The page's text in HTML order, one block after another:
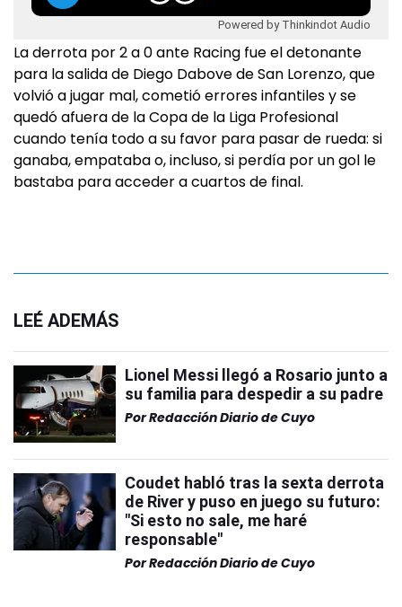
Powered by Thinkindot Audio
La derrota por 2 a 0 ante Racing fue el detonante
para la salida de Diego Dabove de San Lorenzo, que
volvió a jugar mal, cometió errores infantiles y se
quedó afuera de la Copa de la Liga Profesional
cuando tenía todo a su favor para pasar de rueda: si
ganaba, empataba o, incluso, si perdía por un gol le
bastaba para acceder a cuartos de final.
LEÉ ADEMÁS
Lionel Messi llegó a Rosario junto a
su familia para despedir a su padre
PorRedacción Diario de Cuyo
Coudet habló tras la sexta derrota
de River y puso en juego su futuro:
"Si esto no sale, me haré
responsable"
PorRedacción Diario de Cuyo